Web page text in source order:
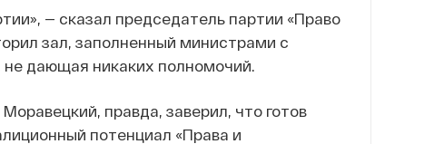
— сказал председатель партии «Право
зал, заполненный министрами с
дающая никаких полномочий.
правда, заверил, что готов
потенциал «Права и